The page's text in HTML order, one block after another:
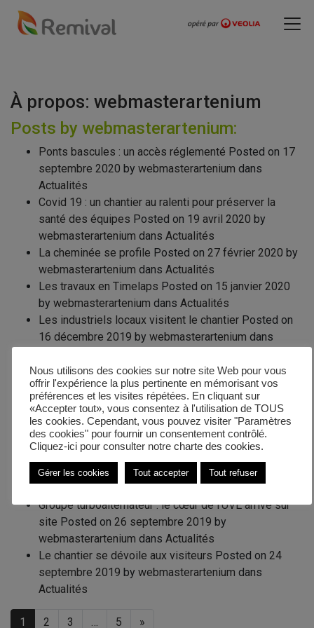
À propos: webmasterartenium
Posts by webmasterartenium:
Ponts bascules : un accès réglementé Posted on 17
septembre 2020 by webmasterartenium dans
Actualités
Covid 19 : un chantier au ralenti pour préserver la
santé des équipes Posted on 19 avril 2020 by
webmasterartenium dans Actualités
La cheminée se profile Posted on 27 février 2020 by
webmasterartenium dans Actualités
Les travaux en Timelaps Posted on 15 janvier 2020
by webmasterartenium dans Actualités
Les industriels locaux visitent le chantier Posted on
16 décembre 2019 by webmasterartenium dans
Salle des commandes : bientôt terminée Posted on
décembre 2019bywebmasterarteniumdans
Actualités
Le chantier Valaubia ouvre ses portes aux visites
Posted on17 octobre 2019bywebmasterartenium
dans Actualités
La charpente en images Posted on8 octobre 2019
webmasterarteniumdansActualités
Groupe turboalternateur : le cœur de l’UVE arrive sur
site Posted on 26 septembre 2019 by
webmasterartenium dans Actualités
Le chantier se dévoile aux visiteurs Posted on 24
septembre 2019 by webmasterartenium dans
Actualités
1 2 3 … 5 »
Nous utilisons des cookies sur notre site Web pour vous
offrir l'expérience la plus pertinente en mémorisant vos
préférences et les visites répétées. En cliquant sur
«Accepter tout», vous consentez à l'utilisation de TOUS
les cookies. Cependant, vous pouvez visiter "Paramètres
des cookies" pour fournir un consentement contrôlé.
Cliquez-ici pour consulter notre charte des cookies.
Gérer les cookies Tout accepter Tout refuser